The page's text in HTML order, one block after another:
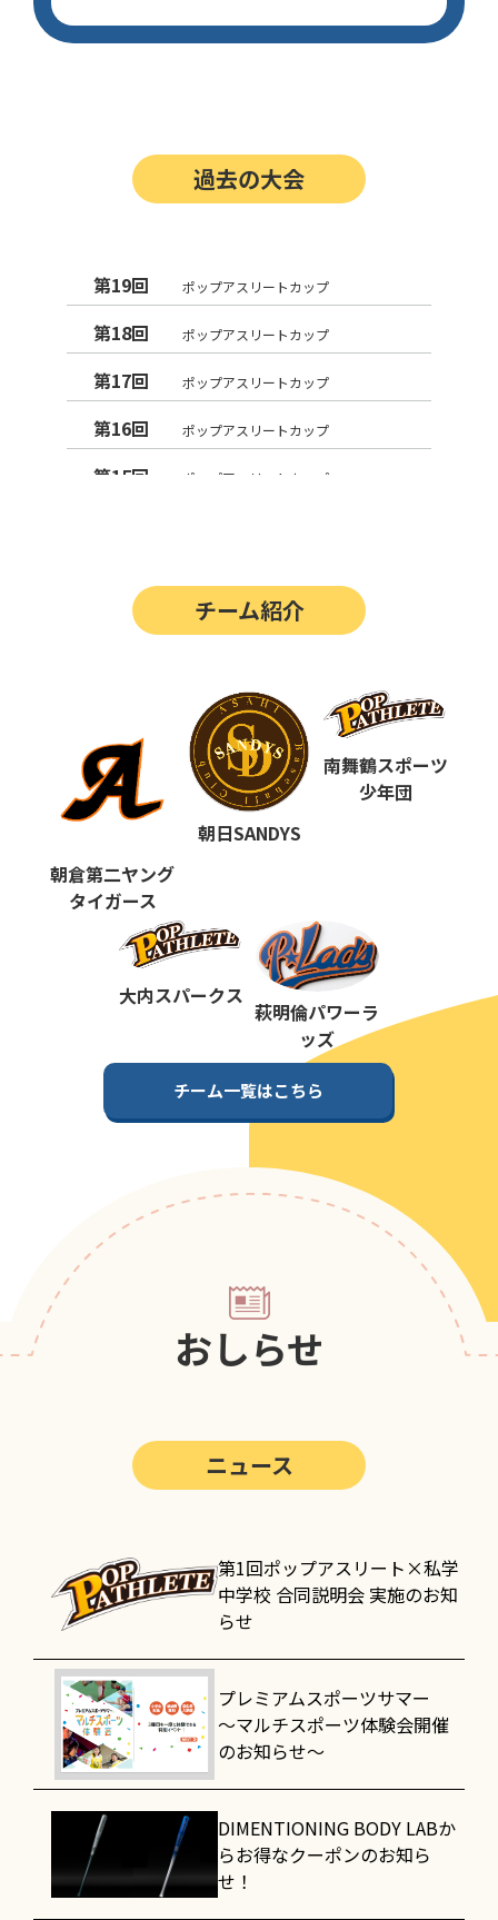
過去の大会
第19回 ポップアスリートカップ
第18回 ポップアスリートカップ
第17回 ポップアスリートカップ
第16回 ポップアスリートカップ
第15回 ポップアスリートカップ
第12回 決勝戦の動画はこちらから
ポップアスリートカップ
第10回 ポップアスリートカップ
第9回 ポップアスリートカップ
第7回
第6回 ポップアスリートカップ
第5回 ポップアスリートカップ
ポップアスリートカップ
ポップアスリートカップ
ポップアスリートカップ
チーム紹介
朝倉第二ヤング
タイガース
朝日SANDYS
南舞鶴スポーツ
少年団
大内スパークス
萩明倫パワーラ
ッズ
チーム一覧はこちら
おしらせ
ニュース
第1回ポップアスリート×私学
中学校 合同説明会 実施のお知
らせ
プレミアムスポーツサマー
～マルチスポーツ体験会開催
のお知らせ～
DIMENTIONING BODY LABか
らお得なクーポンのお知ら
せ！